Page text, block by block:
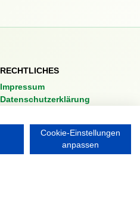
RECHTLICHES
Impressum
Datenschutzerklärung
Cookie-Einstellungen
anpassen